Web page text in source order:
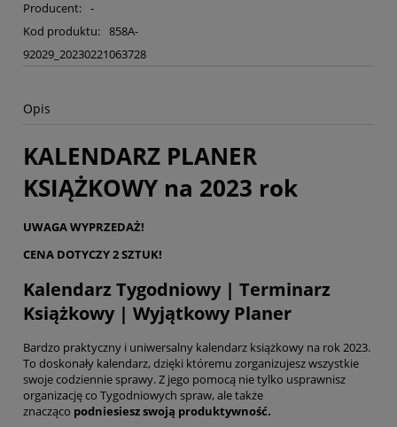
Producent: -
Kod produktu: 858A-
92029_20230221063728
Opis
KALENDARZ PLANER
KSIĄŻKOWY na 2023 rok
UWAGA WYPRZEDAŻ!
CENA DOTYCZY 2 SZTUK!
Kalendarz Tygodniowy | Terminarz
Książkowy | Wyjątkowy Planer
Bardzo praktyczny i uniwersalny kalendarz książkowy na rok 2023.
To doskonały kalendarz, dzięki któremu zorganizujesz wszystkie
swoje codziennie sprawy. Z jego pomocą nie tylko usprawnisz
organizację co Tygodniowych spraw, ale także
znacząco podniesiesz swoją produktywność.